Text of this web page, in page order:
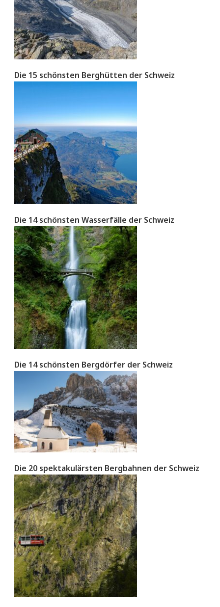
Die 15 schönsten Berghütten der Schweiz
Die 14 schönsten Wasserfälle der Schweiz
Die 14 schönsten Bergdörfer der Schweiz
Die 20 spektakulärsten Bergbahnen der Schweiz